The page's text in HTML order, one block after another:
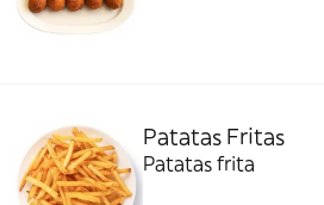
Patatas Fritas
Patatas frita